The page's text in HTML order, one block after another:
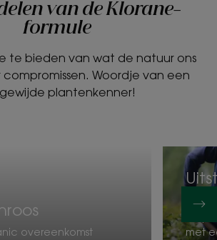
van de Klorane-
formule
te bieden van wat de natuur ons
Woordje van een
plantenkenner!
overeenkomst
met